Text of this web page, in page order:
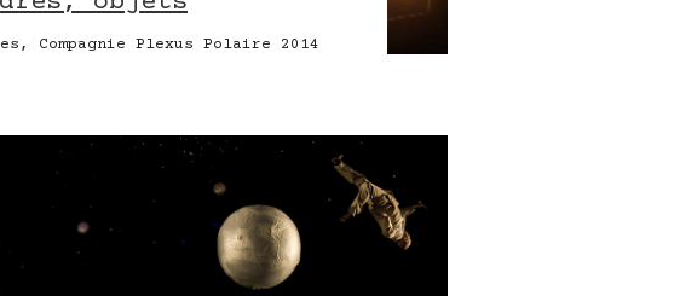
Compagnie Plexus Polaire 2014